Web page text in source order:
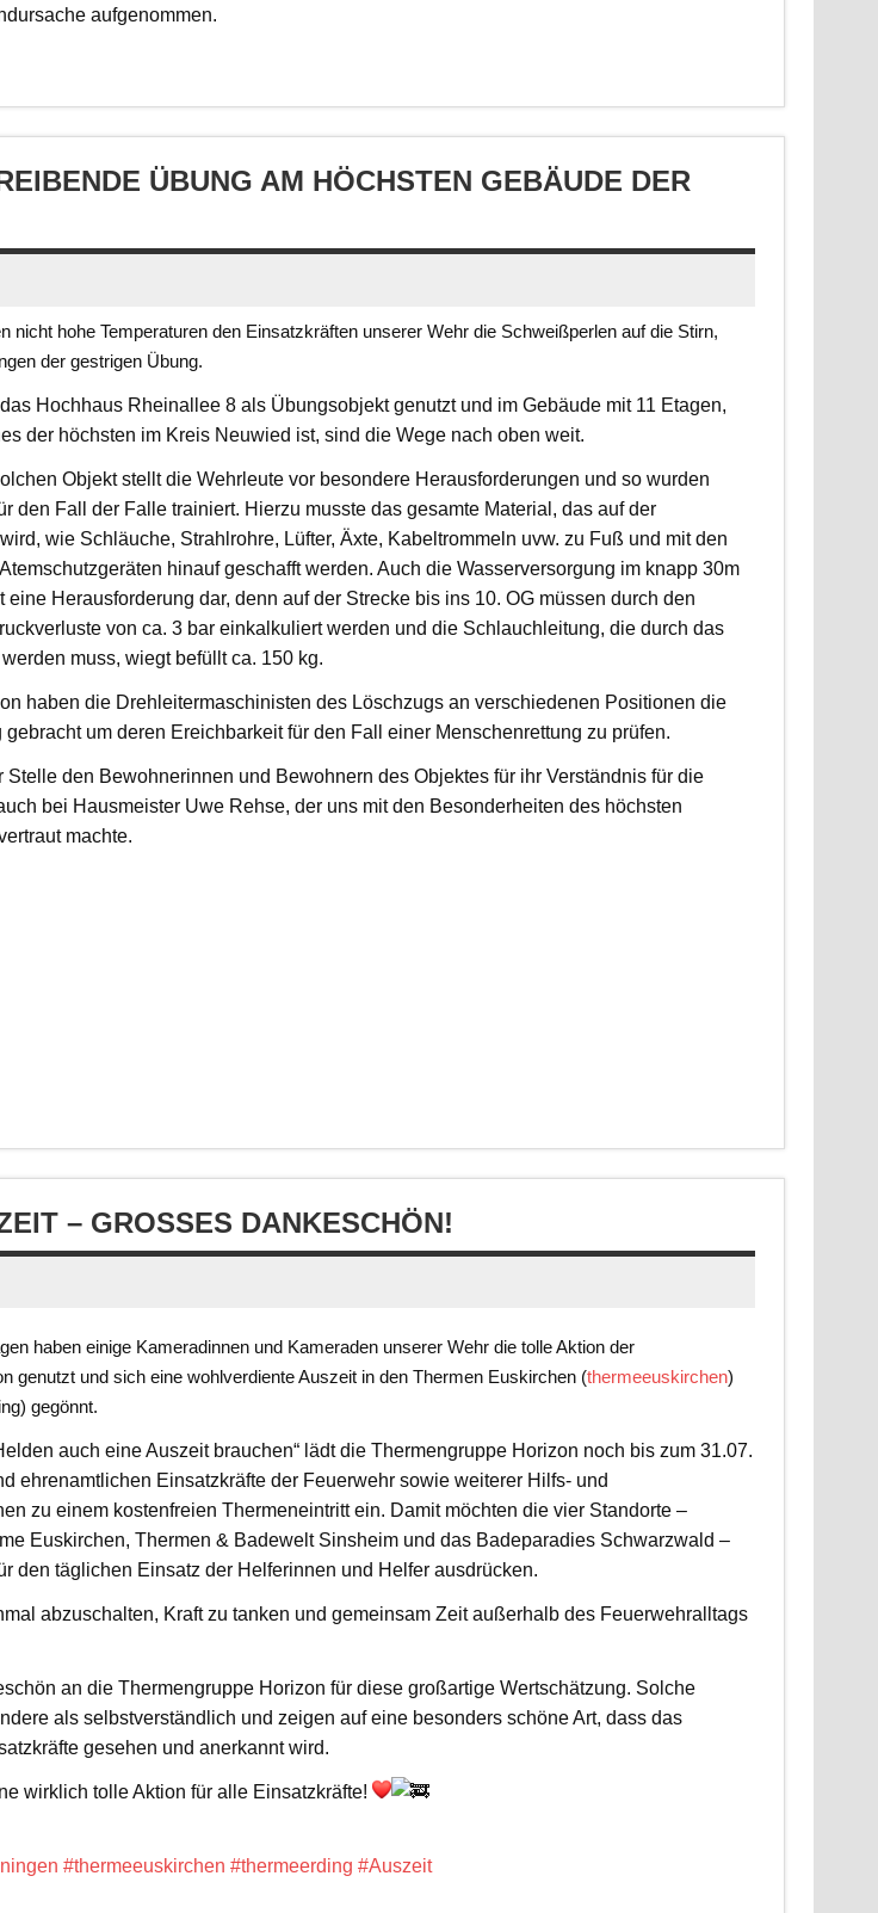
aufgenommen.
ÜBUNG AM HÖCHSTEN GEBÄUDE DER S
nicht hohe Temperaturen den Einsatzkräften unserer Wehr die Schweißperlen auf die Stirn,
der gestrigen Übung.
Hochhaus Rheinallee 8 als Übungsobjekt genutzt und im Gebäude mit 11 Etagen,
der höchsten im Kreis Neuwied ist, sind die Wege nach oben weit.
Objekt stellt die Wehrleute vor besondere Herausforderungen und so wurden
den Fall der Falle trainiert. Hierzu musste das gesamte Material, das auf der
wie Schläuche, Strahlrohre, Lüfter, Äxte, Kabeltrommeln uvw. zu Fuß und mit den
hinauf geschafft werden. Auch die Wasserversorgung im knapp 30m
eine Herausforderung dar, denn auf der Strecke bis ins 10. OG müssen durch den
von ca. 3 bar einkalkuliert werden und die Schlauchleitung, die durch das
muss, wiegt befüllt ca. 150 kg.
haben die Drehleitermaschinisten des Löschzugs an verschiedenen Positionen die
um deren Ereichbarkeit für den Fall einer Menschenrettung zu prüfen.
Stelle den Bewohnerinnen und Bewohnern des Objektes für ihr Verständnis für die
bei Hausmeister Uwe Rehse, der uns mit den Besonderheiten des höchsten
machte.
– GROSSES DANKESCHÖN!
haben einige Kameradinnen und Kameraden unserer Wehr die tolle Aktion der
genutzt und sich eine wohlverdiente Auszeit in den Thermen Euskirchen (thermeeuskirchen)
gegönnt.
auch eine Auszeit brauchen“ lädt die Thermengruppe Horizon noch bis zum 31.07.
ehrenamtlichen Einsatzkräfte der Feuerwehr sowie weiterer Hilfs- und
zu einem kostenfreien Thermeneintritt ein. Damit möchten die vier Standorte –
Euskirchen, Thermen & Badewelt Sinsheim und das Badeparadies Schwarzwald –
den täglichen Einsatz der Helferinnen und Helfer ausdrücken.
abzuschalten, Kraft zu tanken und gemeinsam Zeit außerhalb des Feuerwehralltags
an die Thermengruppe Horizon für diese großartige Wertschätzung. Solche
als selbstverständlich und zeigen auf eine besonders schöne Art, dass das
gesehen und anerkannt wird.
wirklich tolle Aktion für alle Einsatzkräfte!
#thermeeuskirchen #thermeerding #Auszeit